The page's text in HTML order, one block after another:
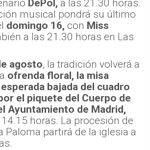
DePol, a las 21.30 horas.
musical pondrá su último
domingo 16, con Miss
a las 21.30 horas en Las
agosto, la tradición volverá a
ofrenda floral, la misa
bajada del cuadro
el piquete del Cuerpo de
Ayuntamiento de Madrid,
horas. La procesión de
Paloma partirá de la iglesia a